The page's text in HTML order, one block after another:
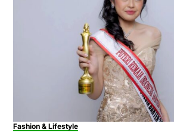
Fashion & Lifestyle